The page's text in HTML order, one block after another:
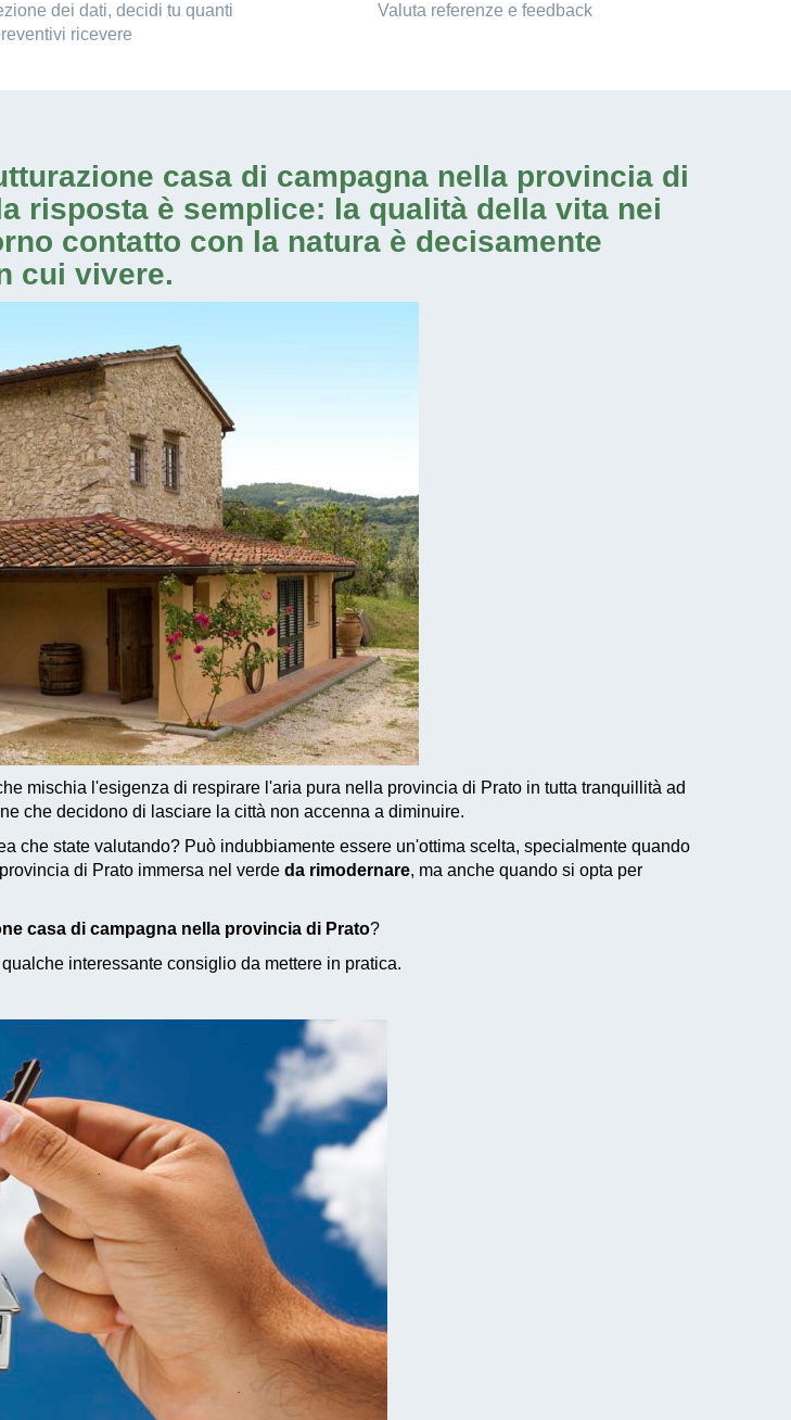
dei dati, decidi tu quanti
ricevere
Valuta referenze e feedback
casa di campagna nella provincia di
risposta è semplice: la qualità della vita nei
contatto con la natura è decisamente
cui vivere.
mischia l'esigenza di respirare l'aria pura nella provincia di Prato in tutta tranquillità ad
che decidono di lasciare la città non accenna a diminuire.
che state valutando? Può indubbiamente essere un'ottima scelta, specialmente quando
di Prato immersa nel verde da rimodernare, ma anche quando si opta per
casa di campagna nella provincia di Prato?
interessante consiglio da mettere in pratica.